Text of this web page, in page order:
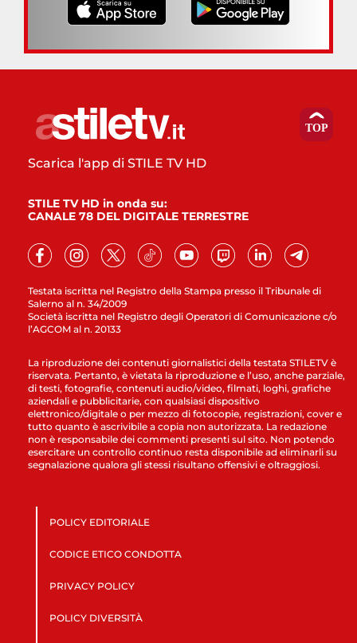
Testata iscritta nel Registro della Stampa presso il Tribunale di
Salerno al n. 34/2009
Società iscritta nel Registro degli Operatori di Comunicazione c/o
l’AGCOM al n. 20133
Scarica l'app di STILE TV HD
STILE TV HD in onda su:
CANALE 78 DEL DIGITALE TERRESTRE
La riproduzione dei contenuti giornalistici della testata STILETV è
riservata. Pertanto, è vietata la riproduzione e l’uso, anche parziale,
di testi, fotografie, contenuti audio/video, filmati, loghi, grafiche
aziendali e pubblicitarie, con qualsiasi dispositivo
elettronico/digitale o per mezzo di fotocopie, registrazioni, cover e
tutto quanto è ascrivibile a copia non autorizzata. La redazione
non è responsabile dei commenti presenti sul sito. Non potendo
esercitare un controllo continuo resta disponibile ad eliminarli su
segnalazione qualora gli stessi risultano offensivi e oltraggiosi.
POLICY EDITORIALE
CODICE ETICO CONDOTTA
PRIVACY POLICY
POLICY DIVERSITÀ